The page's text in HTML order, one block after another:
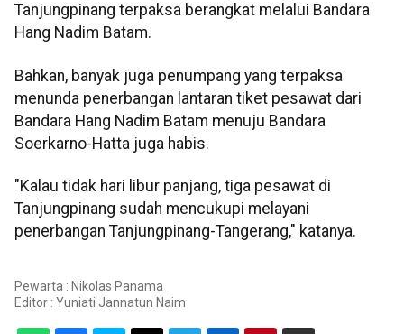
Tanjungpinang terpaksa berangkat melalui Bandara
Hang Nadim Batam.
Bahkan, banyak juga penumpang yang terpaksa
menunda penerbangan lantaran tiket pesawat dari
Bandara Hang Nadim Batam menuju Bandara
Soerkarno-Hatta juga habis.
"Kalau tidak hari libur panjang, tiga pesawat di
Tanjungpinang sudah mencukupi melayani
penerbangan Tanjungpinang-Tangerang," katanya.
Pewarta : Nikolas Panama
Editor : Yuniati Jannatun Naim